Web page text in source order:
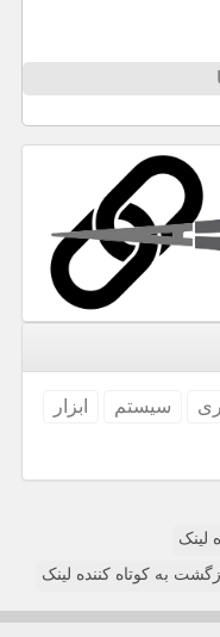
سیستم
ابزار
لینک
به کوتاه کننده لینک